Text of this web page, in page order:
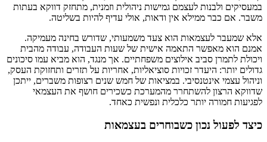
במעסיקים ולבנות לעצמם גמישות ניהולית וזמנית, מתחזק דווקא בעתות
משבר. אם כבר ממילא אין ודאות, אולי עדיף להיות בשליטה.
אלא שמעבר לעצמאות הוא צעד משמעותי, שדורש בחינה מעמיקה.
אמנם הוא מאפשר התאמה אישית של שעות העבודה, עבודה מהבית
ויכולת לתמרן סביב אילוצים משפחתיים. אך מנגד, הוא מביא עמו סיכונים
גדולים יותר: היעדר זכויות סוציאליות, אחריות על תזרים ותחזוקת העסק,
וניהול עצמי אינטנסיבי. במציאות של חמש שנים רצופות משברים, ייתכן
שדווקא הרצון להשתחרר מהמערכת כשכירים חושף את העצמאי
לפגיעות חמורה יותר כלכלית ונפשית כאחד.
כיצד לפעול נכון כשבוחרים בעצמאות